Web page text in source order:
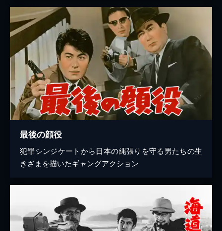
最後の顔役
犯罪シンジケートから日本の縄張りを守る男たちの生
きざまを描いたギャングアクション